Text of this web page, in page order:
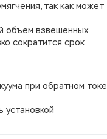
так как может
объем взвешенных
сократится срок
при обратном токе
установкой